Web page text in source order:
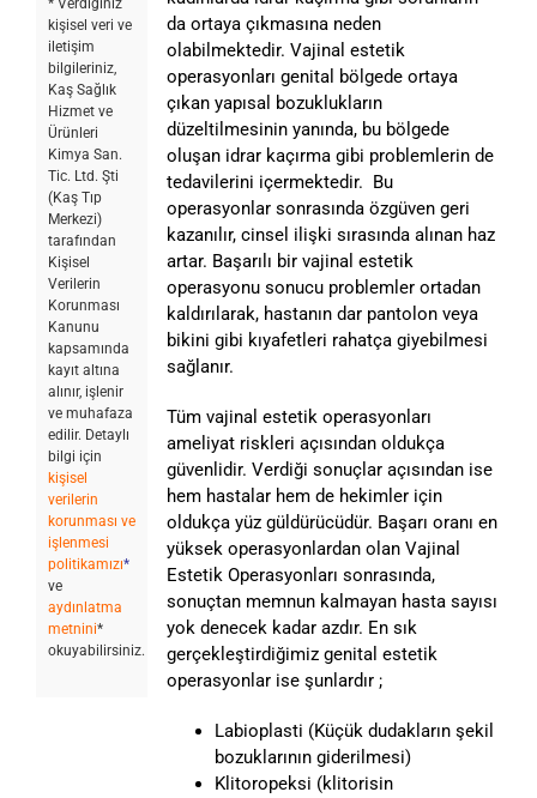
* Verdiğiniz
kişisel veri ve
iletişim
bilgileriniz,
Kaş Sağlık
Hizmet ve
Ürünleri
Kimya San.
Tic. Ltd. Şti
(Kaş Tıp
Merkezi)
tarafından
Kişisel
Verilerin
Korunması
Kanunu
kapsamında
kayıt altına
alınır, işlenir
ve muhafaza
edilir. Detaylı
bilgi için
kişisel
verilerin
korunması ve
işlenmesi
politikamızı*
ve
aydınlatma
metnini*
okuyabilirsiniz.
da ortaya çıkmasına neden
olabilmektedir. Vajinal estetik
operasyonları genital bölgede ortaya
çıkan yapısal bozuklukların
düzeltilmesinin yanında, bu bölgede
oluşan idrar kaçırma gibi problemlerin de
tedavilerini içermektedir. Bu
operasyonlar sonrasında özgüven geri
kazanılır, cinsel ilişki sırasında alınan haz
artar. Başarılı bir vajinal estetik
operasyonu sonucu problemler ortadan
kaldırılarak, hastanın dar pantolon veya
bikini gibi kıyafetleri rahatça giyebilmesi
sağlanır.
Tüm vajinal estetik operasyonları
ameliyat riskleri açısından oldukça
güvenlidir. Verdiği sonuçlar açısından ise
hem hastalar hem de hekimler için
oldukça yüz güldürücüdür. Başarı oranı en
yüksek operasyonlardan olan Vajinal
Estetik Operasyonları sonrasında,
sonuçtan memnun kalmayan hasta sayısı
yok denecek kadar azdır. En sık
gerçekleştirdiğimiz genital estetik
operasyonlar ise şunlardır ;
Labioplasti (Küçük dudakların şekil
bozuklarının giderilmesi)
Klitoropeksi (klitorisin